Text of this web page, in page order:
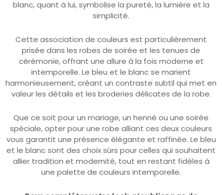
Cette association de couleurs est particulièrement
cérémonie, offrant une allure à la fois moderne et
intemporelle. Le bleu et le blanc se marient
harmonieusement, créant un contraste subtil qui met en
valeur les détails et les broderies délicates de la robe.
Que ce soit pour un mariage, un henné ou une soirée
vous garantit une présence élégante et raffinée. Le bleu
et le blanc sont des choix sûrs pour celles qui souhaitent
allier tradition et modernité, tout en restant fidèles à
une palette de couleurs intemporelle.
Pour compléter votre look, n’oubliez pas de